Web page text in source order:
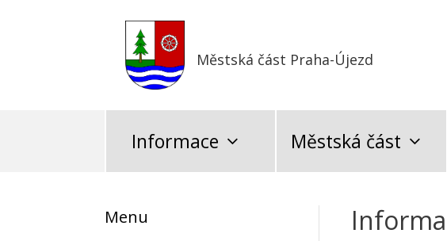
Městská část Praha-Újezd
Informace Městská část
Menu